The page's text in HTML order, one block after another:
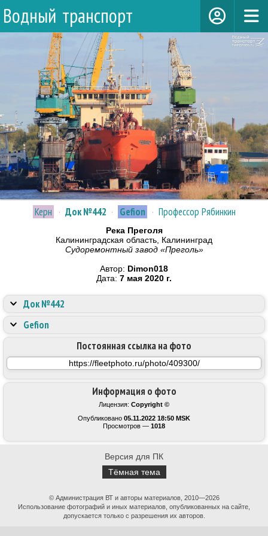
Водный транспорт
Керн · Док №442 · Gefion · Профессор Рябинкин
Река Преголя
Калининградская область, Калининград
Судоремонтный завод «Преголь»
Автор: Dimon018
Дата: 7 мая 2020 г.
Информация о фото
Лицензия: Copyright ©
Опубликовано 05.11.2022 18:50 MSK
Просмотров — 1018
Постоянная ссылка на фото
Док №442
Gefion
Версия для ПК
Тёмная тема
© Администрация ВТ и авторы материалов, 2010—2026
Использование фотографий и иных материалов, опубликованных на сайте,
допускается только с разрешения их авторов.